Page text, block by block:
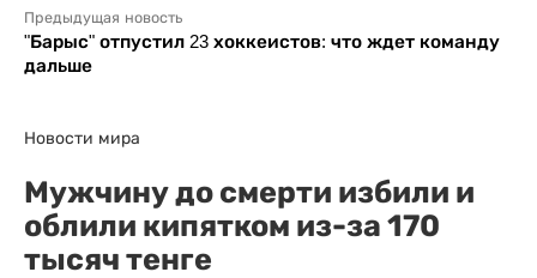
Предыдущая новость
"Барыс" отпустил 23 хоккеистов: что ждет команду
дальше
Новости мира
Мужчину до смерти избили и
облили кипятком из-за 170
тысяч тенге